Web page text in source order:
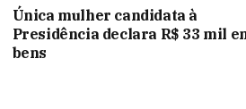
Única mulher candidata à
Presidência declara R$ 33 mil
bens